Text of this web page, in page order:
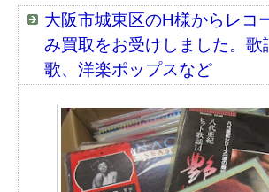
大阪市城東区のH様からレコ
み買取をお受けしました。歌
歌、洋楽ポップスなど